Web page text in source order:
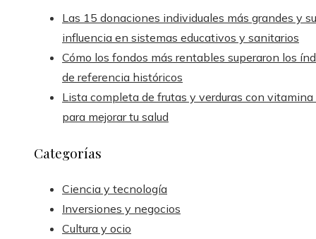
Las 15 donaciones individuales más grandes y su
influencia en sistemas educativos y sanitarios
Cómo los fondos más rentables superaron los
de referencia históricos
Lista completa de frutas y verduras con vitamina
para mejorar tu salud
Categorías
Ciencia y tecnología
Inversiones y negocios
Cultura y ocio